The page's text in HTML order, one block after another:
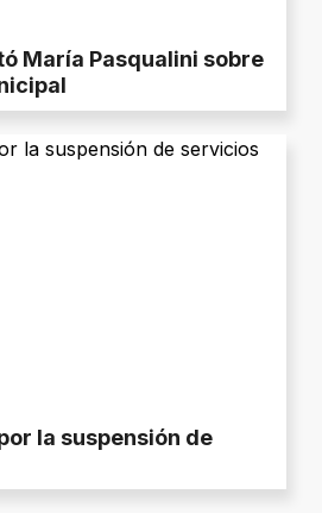
María Pasqualini sobre
la suspensión de